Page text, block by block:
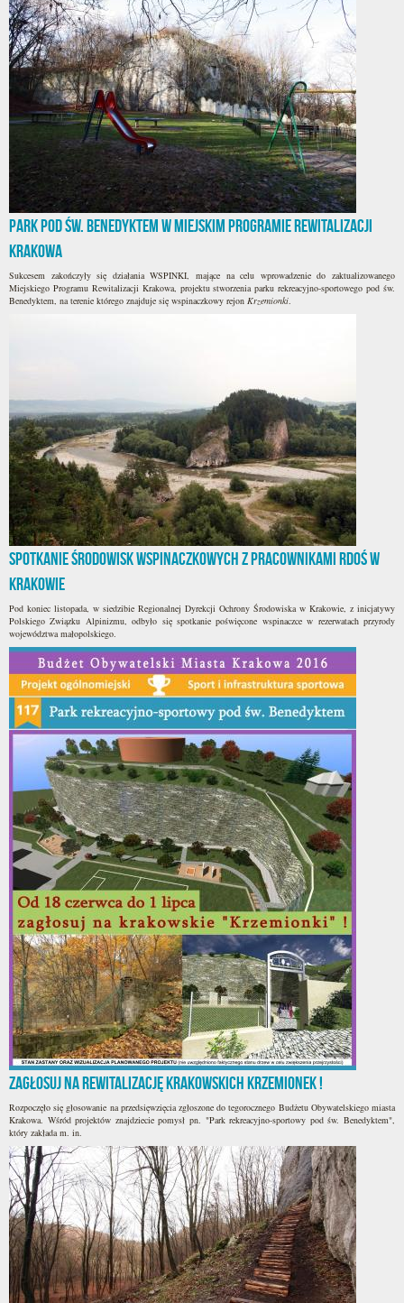
Park pod św. Benedyktem w Miejskim Programie Rewitalizacji
Krakowa
Sukcesem zakończyły się działania WSPINKI, mające na celu wprowadzenie do zaktualizowanego
Miejskiego Programu Rewitalizacji Krakowa, projektu stworzenia parku rekreacyjno-sportowego pod św.
Benedyktem, na terenie którego znajduje się wspinaczkowy rejon Krzemionki.
Spotkanie środowisk wspinaczkowych z pracownikami RDOŚ w
Krakowie
Pod koniec listopada, w siedzibie Regionalnej Dyrekcji Ochrony Środowiska w Krakowie, z inicjatywy
Polskiego Związku Alpinizmu, odbyło się spotkanie poświęcone wspinaczce w rezerwatach przyrody
województwa małopolskiego.
Zagłosuj na rewitalizację krakowskich Krzemionek !
Rozpoczęło się głosowanie na przedsięwzięcia zgłoszone do tegorocznego Budżetu Obywatelskiego miasta
Krakowa. Wśród projektów znajdziecie pomysł pn. "Park rekreacyjno-sportowy pod św. Benedyktem",
który zakłada m. in.